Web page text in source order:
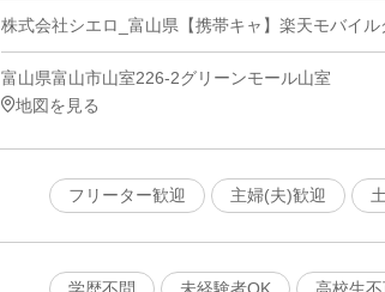
株式会社シエロ_富山県【携帯キャ】楽天モバイ
富山県富山市山室226-2グリーンモール山室
地図を見る
フリーター歓迎
主婦(夫)歓迎
学歴不問
未経験者OK 高校生